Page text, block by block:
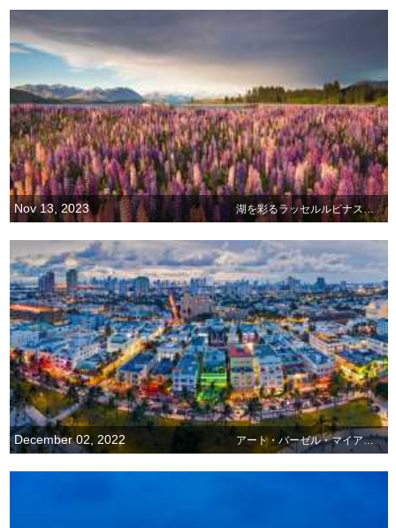
Nov 13, 2023 湖を彩るラッセルルピナスの花畑
December 02, 2022 アート・バーゼル・マイアミビーチ